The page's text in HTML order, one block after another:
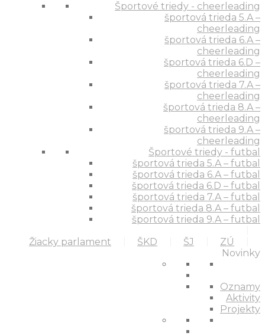
Športové triedy - cheerleading
športová trieda 5.A –
cheerleading
športová trieda 6.A –
cheerleading
športová trieda 6.D –
cheerleading
športová trieda 7.A –
cheerleading
športová trieda 8.A –
cheerleading
športová trieda 9.A –
cheerleading
Športové triedy - futbal
športová trieda 5.A – futbal
športová trieda 6.A – futbal
športová trieda 6.D – futbal
športová trieda 7.A – futbal
športová trieda 8.A – futbal
športová trieda 9.A – futbal
Žiacky parlament
ŠKD ŠJ
ZÚ
Novinky
Oznamy
Aktivity
Projekty